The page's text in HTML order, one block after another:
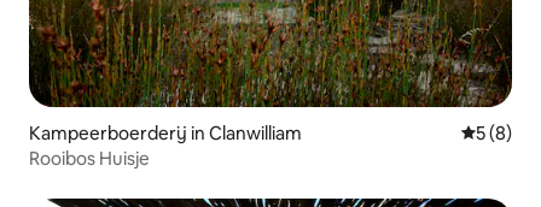
Kampeerboerderij in Clanwilliam
5 (8)
Rooibos Huisje